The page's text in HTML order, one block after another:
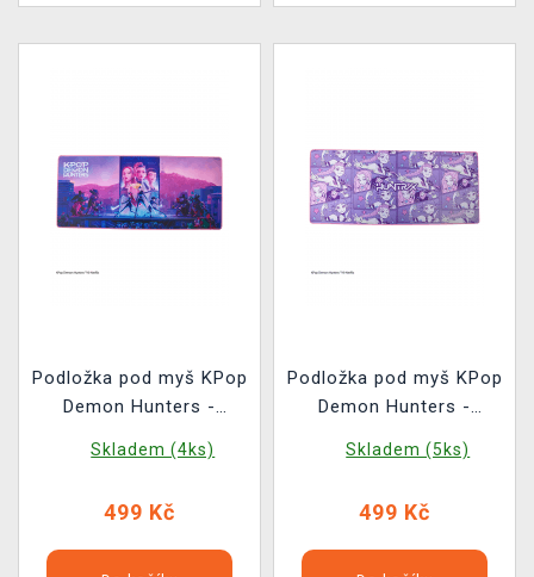
Podložka pod myš KPop
Demon Hunters -
Skladem (4ks)
499 Kč
Podložka pod myš KPop
Demon Hunters -
Skladem (5ks)
499 Kč